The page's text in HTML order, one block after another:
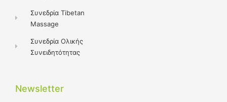
Συνεδρία Tibetan
Massage
Συνεδρία Ολικής
Συνειδητότητας
Newsletter